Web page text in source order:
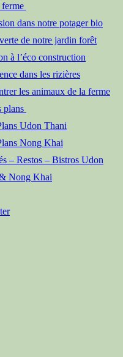
dans notre potager bio
de notre jardin forêt
à l’éco construction
dans les rizières
les animaux de la ferme
plans
Udon Thani
Nong Khai
– Restos – Bistros Udon
Nong Khai